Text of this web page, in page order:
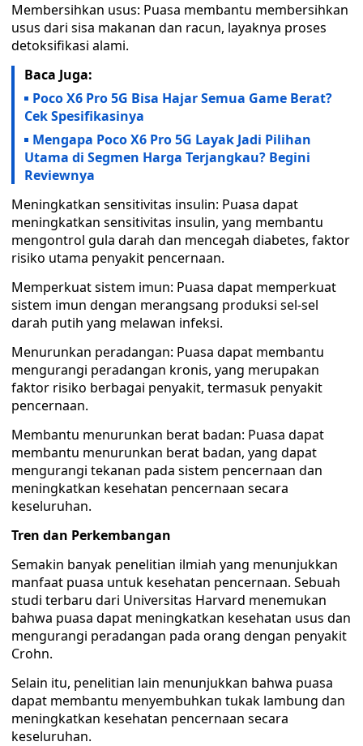
Membersihkan usus: Puasa membantu membersihkan
usus dari sisa makanan dan racun, layaknya proses
detoksifikasi alami.
Baca Juga:
Poco X6 Pro 5G Bisa Hajar Semua Game Berat?
Cek Spesifikasinya
Mengapa Poco X6 Pro 5G Layak Jadi Pilihan
Utama di Segmen Harga Terjangkau? Begini
Reviewnya
Meningkatkan sensitivitas insulin: Puasa dapat
meningkatkan sensitivitas insulin, yang membantu
mengontrol gula darah dan mencegah diabetes, faktor
risiko utama penyakit pencernaan.
Memperkuat sistem imun: Puasa dapat memperkuat
sistem imun dengan merangsang produksi sel-sel
darah putih yang melawan infeksi.
Menurunkan peradangan: Puasa dapat membantu
mengurangi peradangan kronis, yang merupakan
faktor risiko berbagai penyakit, termasuk penyakit
pencernaan.
Membantu menurunkan berat badan: Puasa dapat
membantu menurunkan berat badan, yang dapat
mengurangi tekanan pada sistem pencernaan dan
meningkatkan kesehatan pencernaan secara
keseluruhan.
Tren dan Perkembangan
Semakin banyak penelitian ilmiah yang menunjukkan
manfaat puasa untuk kesehatan pencernaan. Sebuah
studi terbaru dari Universitas Harvard menemukan
bahwa puasa dapat meningkatkan kesehatan usus dan
mengurangi peradangan pada orang dengan penyakit
Crohn.
Selain itu, penelitian lain menunjukkan bahwa puasa
dapat membantu menyembuhkan tukak lambung dan
meningkatkan kesehatan pencernaan secara
keseluruhan.